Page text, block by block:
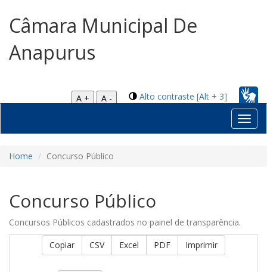
Câmara Municipal De
Anapurus
Alto contraste [Alt + 3]
A +
A -
Home Concurso Público
Concurso Público
Concursos Públicos cadastrados no painel de transparência.
Copiar
CSV Excel PDF Imprimir